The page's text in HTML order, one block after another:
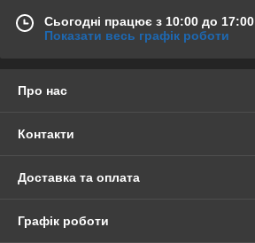
Сьогодні працює з 10:00 до 17:00
Показати весь графік роботи
Про нас
Контакти
Доставка та оплата
Графік роботи